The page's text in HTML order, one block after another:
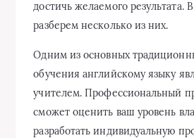
достичь желаемого результата.
разберем несколько из них.
Одним из основных
обучения английскому языку
учителем. Профессиональный
сможет оценить ваш уровень
разработать индивидуальную